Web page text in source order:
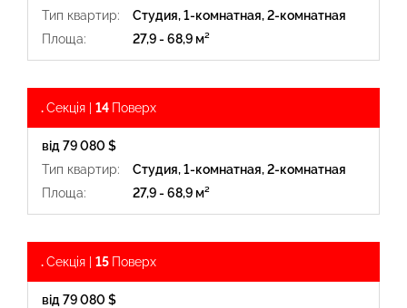
Тип квартир:
Студия, 1-комнатная, 2-комнатная
Площа:
27,9 - 68,9 м²
.Секція | 14 Поверх
від 79 080 $
Тип квартир:
Студия, 1-комнатная, 2-комнатная
Площа:
27,9 - 68,9 м²
.Секція | 15 Поверх
від 79 080 $